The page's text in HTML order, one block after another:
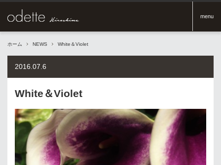
menu
ホーム NEWS White＆Violet
2016.07.6
White＆Violet